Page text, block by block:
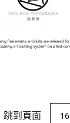
跳到頁面